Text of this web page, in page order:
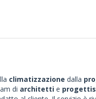
climatizzazione dalla
di architetti e